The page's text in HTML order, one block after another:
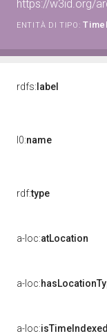
https://w3id.org/
ENTITÀ DI TIPO:
rdfs: label
l0:name
rdf:type
a-loc:atLocation
a-loc:
a-loc: